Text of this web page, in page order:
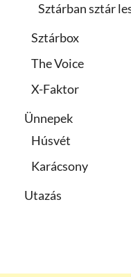
Sztárban sztár
Sztárbox
The Voice
X-Faktor
Ünnepek
Húsvét
Karácsony
Utazás